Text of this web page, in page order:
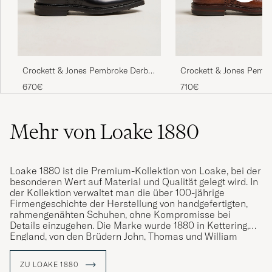
perfekt tilstand.
MARKUS N GEKAUFT AM AUF CAREOFCARL.NO
Hyvä tuote, hyvä palvelu!
Crockett & Jones Pembroke Derbys
Black Calf
670€
Crockett & Jones
Tan Grained Calf
710€
Mehr von Loake 1880
Loake 1880 ist die Premium-Kollektion von Loake, bei der
besonderen Wert auf Material und Qualität gelegt wird. In
der Kollektion verwaltet man die über 100-jährige
Firmengeschichte der Herstellung von handgefertigten,
rahmengenähten Schuhen, ohne Kompromisse bei
Details einzugehen. Die Marke wurde 1880 in Kettering,
England, von den Brüdern John, Thomas und William
Loake gegründet und hat im Laufe der Jahre mehr als 50
ZU LOAKE 1880